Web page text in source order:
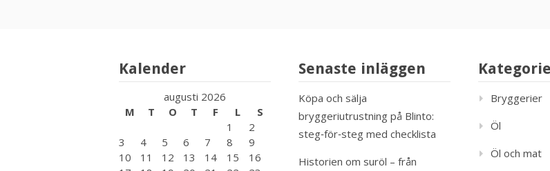
Kalender
augusti 2026
M
T O T F L
S
1
2
3
4 5 6 7 8
9
10
11 12 13 14 15
16
Senaste inläggen
Köpa och sälja
bryggeriutrustning på Blinto:
steg‑för‑steg med checklista
Historien om suröl – från
Bryggerier
Öl
Öl och mat